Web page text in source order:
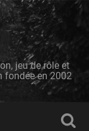
jeu de rôle et
fondée en 2002